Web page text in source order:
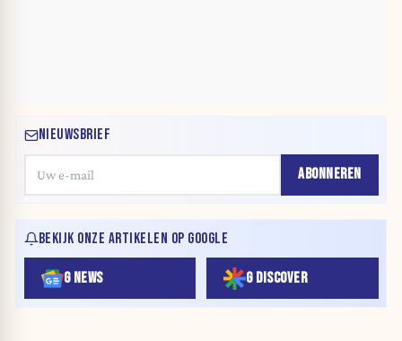
NIEUWSBRIEF
ABONNEREN
BEKIJK ONZE ARTIKELEN OP GOOGLE
G NEWS G DISCOVER